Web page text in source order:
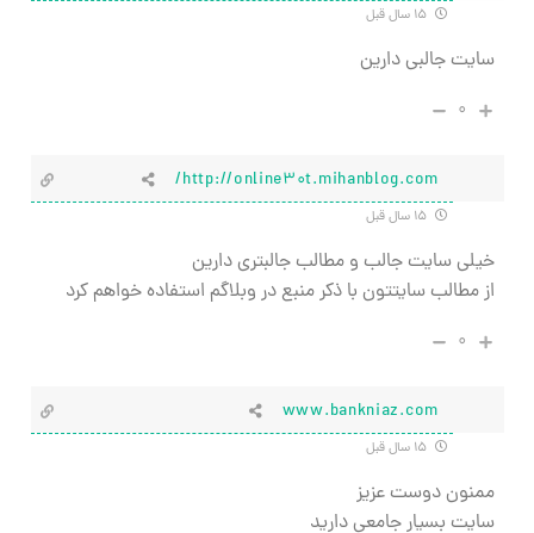
سایت جالبی دارین
۰
http://online30t.mihanblog.com/
خیلی سایت جالب و مطالب جالبتری دارین
از مطالب سایتتون با ذکر منبع در وبلاگم استفاده خواهم کرد
۰
www.bankniaz.com
ممنون دوست عزیز
سایت بسیار جامعی دارید